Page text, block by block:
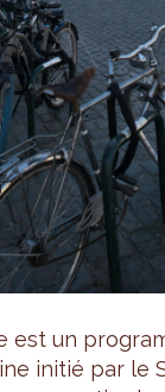
est un
initié par le